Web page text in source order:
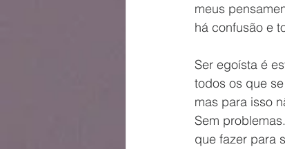
meus
há confusão e
Ser egoísta é
todos os que
mas para isso
Sem
que fazer para